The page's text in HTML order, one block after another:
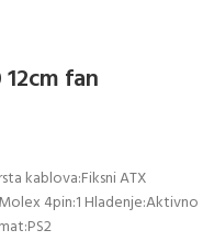
fan
kablova:Fiksni ATX
4pin:1 Hladenje:Aktivno